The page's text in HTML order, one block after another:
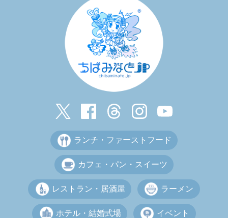
ランチ・ファーストフード
カフェ・パン・スイーツ
レストラン・居酒屋 ラーメン
ホテル・結婚式場 イベント